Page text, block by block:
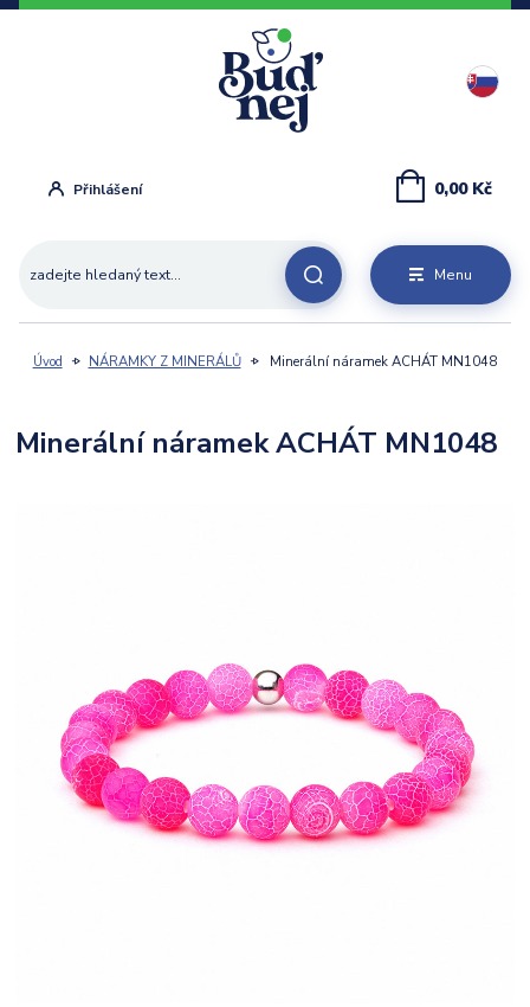
Menu
Přihlášení 0,00 Kč
Úvod NÁRAMKY Z MINERÁLŮ Minerální náramek ACHÁT MN1048
Minerální náramek ACHÁT MN1048